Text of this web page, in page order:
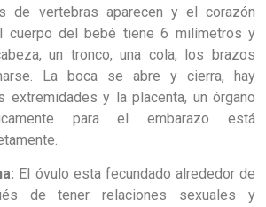
de vertebras aparecen y el corazón
cuerpo del bebé tiene 6 milímetros y
un tronco, una cola, los brazos
La boca se abre y cierra, hay
extremidades y la placenta, un órgano
para el embarazo está
El óvulo esta fecundado alrededor de
de tener relaciones sexuales y